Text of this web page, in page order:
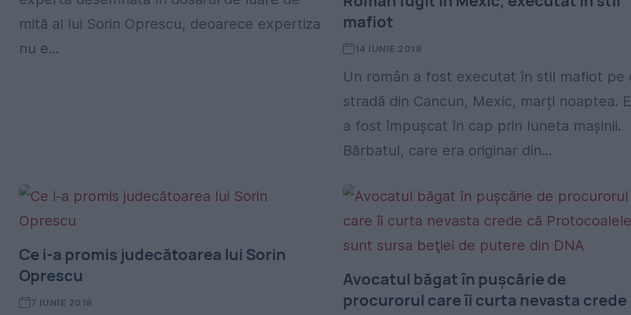
mită al lui Sorin Oprescu, deoarece expertiza
nu e...
mafiot
14 IUNIE 2018
Un român a fost executat în stil mafiot pe
stradă din Cancun, Mexic, marți noaptea.
a fost împuşcat în cap prin luneta maşinii.
Bărbatul, care era originar din...
Ce i-a promis judecătoarea lui Sorin
Oprescu
7 IUNIE 2018
Avocatul băgat în puşcărie de
procurorul care îi curta nevasta crede